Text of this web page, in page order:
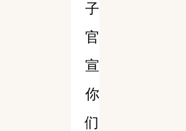
子
官
宣
你
们